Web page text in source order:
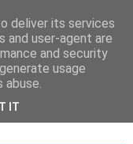
deliver its services
and user-agent are
and security
usage
IT